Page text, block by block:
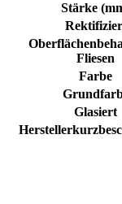
Stärke
Fliesen
Farbe
Glasiert